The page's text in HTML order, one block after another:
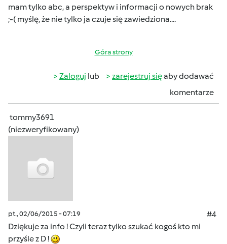
mam tylko abc, a perspektyw i informacji o nowych brak
;-( myślę, że nie tylko ja czuje się zawiedziona....
Góra strony
Zaloguj lub zarejestruj sięaby dodawać
komentarze
tommy3691
(niezweryfikowany)
pt., 02/06/2015 - 07:19
#4
Dziękuje za info ! Czyli teraz tylko szukać kogoś kto mi
przyśle z D !